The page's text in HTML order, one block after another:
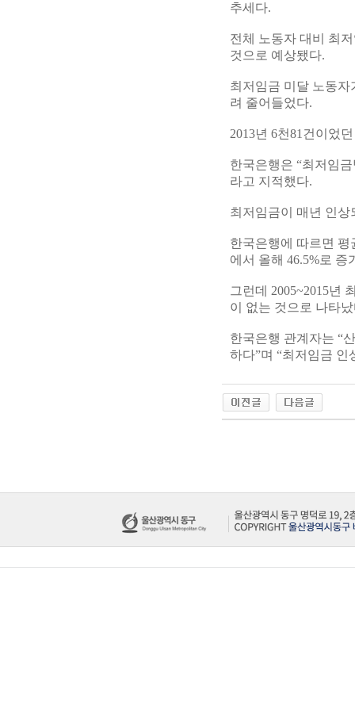
추세다.
전체 노동자 대비 최
것으로 예상됐다.
최저임금 미달 노동
려 줄어들었다.
2013년 6천81건이었
한국은행은 “최저임
라고 지적했다.
최저임금이 매년 인
한국은행에 따르면 평
에서 올해 46.5%로 증
그런데 2005~2015년
이 없는 것으로 나타
한국은행 관계자는 “
하다”며 “최저임금